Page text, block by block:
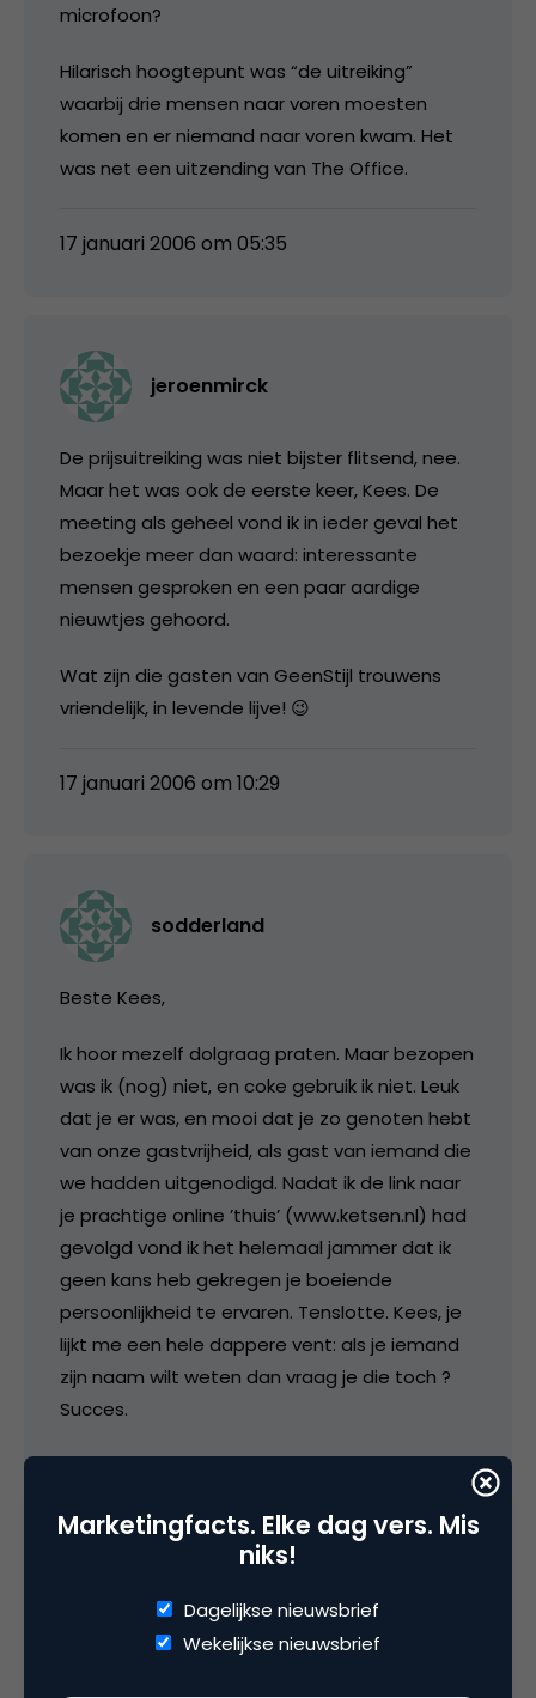
microfoon?
Hilarisch hoogtepunt was “de uitreiking”
waarbij drie mensen naar voren moesten
komen en er niemand naar voren kwam. Het
was net een uitzending van The Office.
17 januari 2006 om 05:35
jeroenmirck
De prijsuitreiking was niet bijster flitsend, nee.
Maar het was ook de eerste keer, Kees. De
meeting als geheel vond ik in ieder geval het
bezoekje meer dan waard: interessante
mensen gesproken en een paar aardige
nieuwtjes gehoord.
Wat zijn die gasten van GeenStijl trouwens
vriendelijk, in levende lijve! 😉
17 januari 2006 om 10:29
sodderland
Beste Kees,
Ik hoor mezelf dolgraag praten. Maar bezopen
was ik (nog) niet, en coke gebruik ik niet. Leuk
dat je er was, en mooi dat je zo genoten hebt
van onze gastvrijheid, als gast van iemand die
we hadden uitgenodigd. Nadat ik de link naar
je prachtige online ’thuis’ (www.ketsen.nl) had
gevolgd vond ik het helemaal jammer dat ik
geen kans heb gekregen je boeiende
persoonlijkheid te ervaren. Tenslotte. Kees, je
lijkt me een hele dappere vent: als je iemand
zijn naam wilt weten dan vraag je die toch ?
Succes.
Willem Sodderland (mijn naam)
17 januari 2006 om 12:56
Marketingfacts. Elke dag vers. Mis
niks!
Dagelijkse nieuwsbrief
Wekelijkse nieuwsbrief